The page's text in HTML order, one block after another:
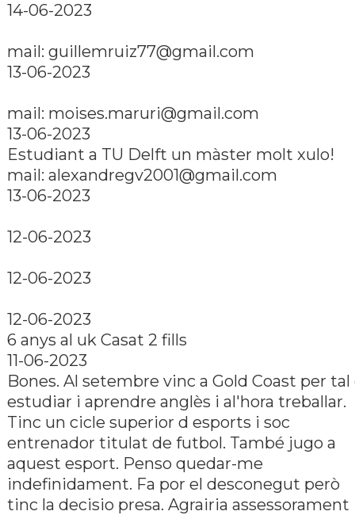
14-06-2023
mail: guillemruiz77@gmail.com
13-06-2023
mail: moises.maruri@gmail.com
13-06-2023
Estudiant a TU Delft un màster molt xulo!
mail: alexandregv2001@gmail.com
13-06-2023
12-06-2023
12-06-2023
12-06-2023
6 anys al uk Casat 2 fills
11-06-2023
Bones. Al setembre vinc a Gold Coast per tal
estudiar i aprendre anglès i al'hora treballar.
Tinc un cicle superior d esports i soc
entrenador titulat de futbol. També jugo a
aquest esport. Penso quedar-me
indefinidament. Fa por el desconegut però
tinc la decisio presa. Agrairia assessorament